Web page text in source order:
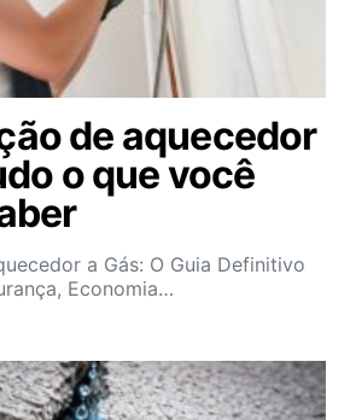
de aquecedor
o que você
a Gás: O Guia Definitivo
Economia…